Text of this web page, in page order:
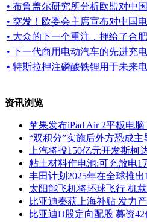
• 布鲁盖尔研究所分析欧盟对中
• 突发！欧委会主席宣布对中国
• 大众的下一个重注，押给了合肥
• 下一代商用电动汽车的先进充
• 特斯拉押注磷酸铁锂用于未来
资讯浏览
苹果发布iPad Air 2平板电脑
“双积分”实施后外方恐成
上汽将投150亿元开发斯柯
粘土材料作电池:可充放电1
丰田计划2025年在全球推
太阳能飞机将环球飞行 机
比亚迪秦获上海补贴 发力
比亚迪H股定向配股 募资